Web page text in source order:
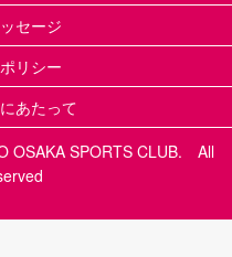
セージ
リシー
あたって
OSAKA SPORTS CLUB. All